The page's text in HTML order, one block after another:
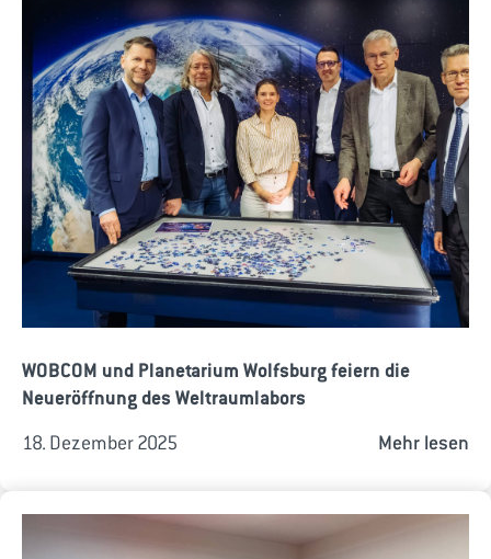
WOBCOM und Planetarium Wolfsburg feiern die
Neueröffnung des Weltraumlabors
18. Dezember 2025 Mehr lesen